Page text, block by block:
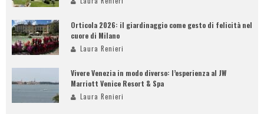
Orticola 2026: il giardinaggio come gesto di felicità nel
cuore di Milano
Laura Renieri
Vivere Venezia in modo diverso: l’esperienza al JW
Marriott Venice Resort & Spa
Laura Renieri